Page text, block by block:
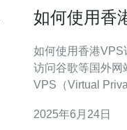
如何使用香
如何使用香港VPS访问谷歌 在中国大
访问谷歌等国外网
VPS（Virtual
法。 首先，你需要购买一个香港VPS，你可以在各大VPS
2025年6月24日